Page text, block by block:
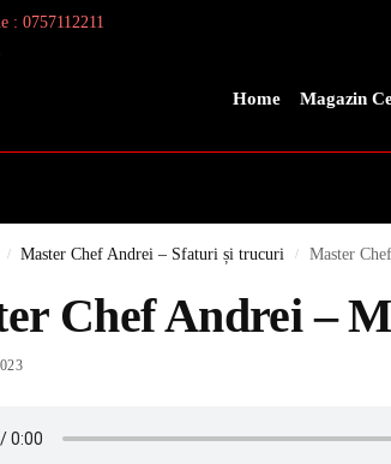
: 0757112211
Home Magazin
/ Master Chef Andrei – Sfaturi și trucuri / Master
Chef Andrei –